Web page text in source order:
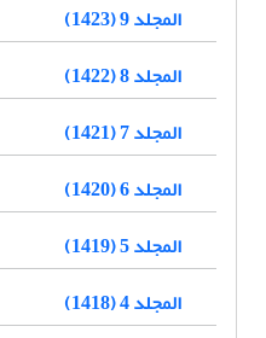
المجلد 9 (1423)
المجلد 8 (1422)
المجلد 7 (1421)
المجلد 6 (1420)
المجلد 5 (1419)
المجلد 4 (1418)